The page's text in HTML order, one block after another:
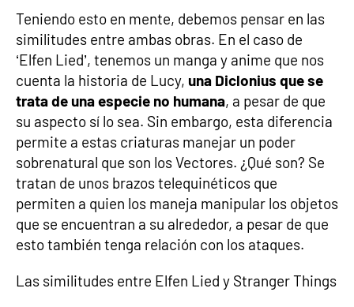
Teniendo esto en mente, debemos pensar en las
similitudes entre ambas obras. En el caso de
‘Elfen Lied’, tenemos un manga y anime que nos
cuenta la historia de Lucy, una Diclonius que se
trata de una especie no humana, a pesar de que
su aspecto sí lo sea. Sin embargo, esta diferencia
permite a estas criaturas manejar un poder
sobrenatural que son los Vectores. ¿Qué son? Se
tratan de unos brazos telequinéticos que
permiten a quien los maneja manipular los objetos
que se encuentran a su alrededor, a pesar de que
esto también tenga relación con los ataques.
Las similitudes entre Elfen Lied y Stranger Things